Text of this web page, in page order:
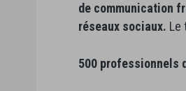
de communication
réseaux sociaux. Le
500 professionnels